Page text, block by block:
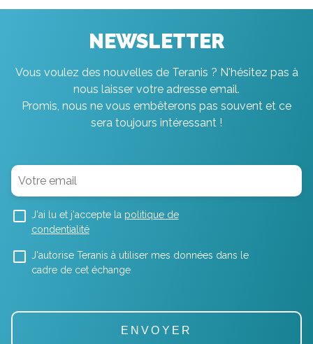
NEWSLETTER
Vous voulez des nouvelles de Teranis ? N'hésitez pas à
nous laisser votre adresse email.
Promis, nous ne vous embêterons pas souvent et ce
sera toujours intéressant !
J'ai lu et j'accepte la politique de
condentialité
J'autorise Teranis à utiliser mes données dans le
cadre de cet échange